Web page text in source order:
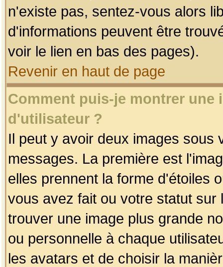
n'existe pas, sentez-vous alors
d'informations peuvent être
voir le lien en bas des pages).
Revenir en haut de page
Comment puis-je montrer une
d'utilisateur ?
Il peut y avoir deux images sous
messages. La première est
elles prennent la forme d'étoiles
vous avez fait ou votre statut
trouver une image plus grande
ou personnelle à chaque
les avatars et de choisir la